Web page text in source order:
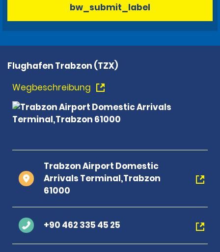
bw_submit_label
Flughafen Trabzon (TZX)
Wegbeschreibung
Trabzon Airport Domestic
Arrivals Terminal,Trabzon
61000
+90 462 335 45 25